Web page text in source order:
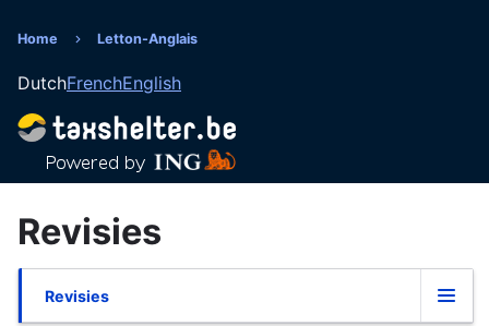
en
de
inhoud
gaan
Home Letton-Anglais
DutchFrenchEnglish
Revisies
Primaire
Revisies